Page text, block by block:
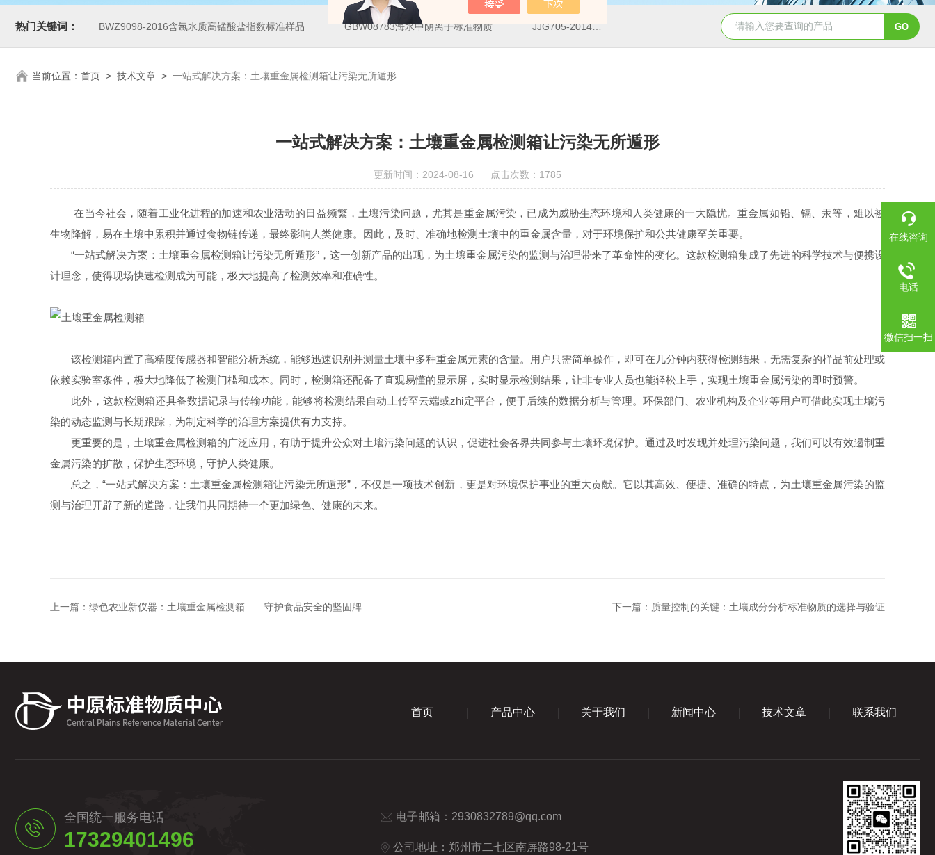
热门关键词： BWZ9098-2016含氯水质高锰酸盐指数标准样品 GBW08783海水中阴离子标准物质 JJG705-2014液相色谱仪紫外检测线性范围标准溶液 QD11-41B磁铁精矿冶金标准样
当前位置： 首页 > 技术文章 > 一站式解决方案：土壤重金属检测箱让污染无所遁形
一站式解决方案：土壤重金属检测箱让污染无所遁形
更新时间：2024-08-16 点击次数：1785
在当今社会，随着工业化进程的加速和农业活动的日益频繁，土壤污染问题，尤其是重金属污染，已成为威胁生态环境和人类健康的一大隐忧。重金属如铅、镉、汞等，难以被
生物降解，易在土壤中累积并通过食物链传递，最终影响人类健康。因此，及时、准确地检测土壤中的重金属含量，对于环境保护和公共健康至关重要。
“一站式解决方案：土壤重金属检测箱让污染无所遁形”，这一创新产品的出现，为土壤重金属污染的监测与治理带来了革命性的变化。这款检测箱集成了先进的科学技术与便携设
计理念，使得现场快速检测成为可能，极大地提高了检测效率和准确性。
该检测箱内置了高精度传感器和智能分析系统，能够迅速识别并测量土壤中多种重金属元素的含量。用户只需简单操作，即可在几分钟内获得检测结果，无需复杂的样品前处理或
依赖实验室条件，极大地降低了检测门槛和成本。同时，检测箱还配备了直观易懂的显示屏，实时显示检测结果，让非专业人员也能轻松上手，实现土壤重金属污染的即时预警。
此外，这款检测箱还具备数据记录与传输功能，能够将检测结果自动上传至云端或zhi定平台，便于后续的数据分析与管理。环保部门、农业机构及企业等用户可借此实现土壤污
染的动态监测与长期跟踪，为制定科学的治理方案提供有力支持。
更重要的是，土壤重金属检测箱的广泛应用，有助于提升公众对土壤污染问题的认识，促进社会各界共同参与土壤环境保护。通过及时发现并处理污染问题，我们可以有效遏制重
金属污染的扩散，保护生态环境，守护人类健康。
总之，“一站式解决方案：土壤重金属检测箱让污染无所遁形”，不仅是一项技术创新，更是对环境保护事业的重大贡献。它以其高效、便捷、准确的特点，为土壤重金属污染的监
测与治理开辟了新的道路，让我们共同期待一个更加绿色、健康的未来。
上一篇： 绿色农业新仪器：土壤重金属检测箱——守护食品安全的坚固牌 下一篇： 质量控制的关键：土壤成分分析标准物质的选择与验证
首页 产品中心 关于我们 新闻中心 技术文章 联系我们
全国统一服务电话
17329401496
电子邮箱： 2930832789@qq.com
公司地址：郑州市二七区南屏路98-21号
在线咨询
电话
微信扫一扫